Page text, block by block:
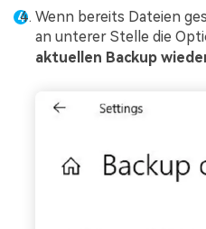
Wenn bereits Dateien
an unterer Stelle die
aktuellen Backup